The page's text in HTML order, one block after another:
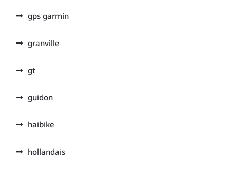
gps garmin
granville
gt
guidon
haibike
hollandais